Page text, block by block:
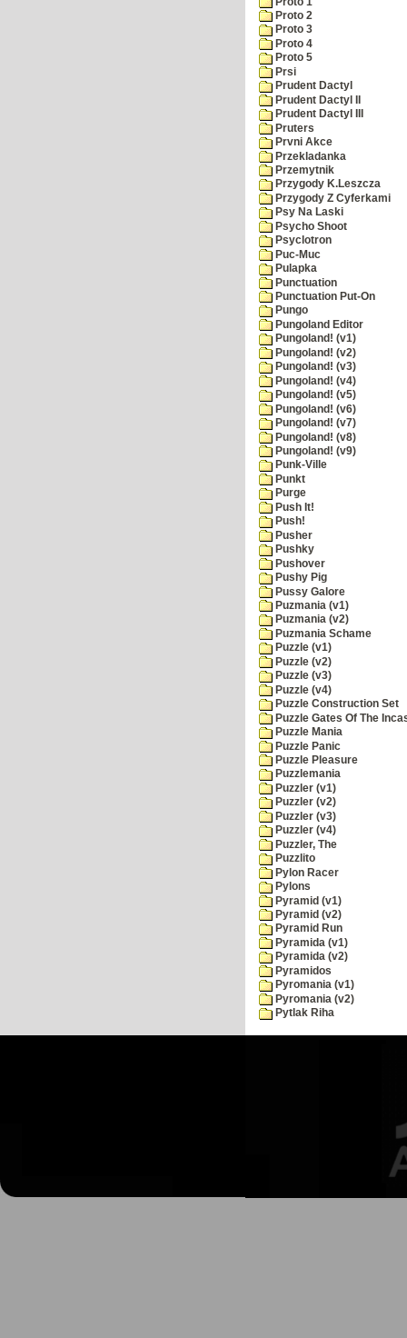
Proto 2
Proto 3
Proto 4
Proto 5
Prsi
Prudent Dactyl
Prudent Dactyl II
Prudent Dactyl III
Pruters
Prvni Akce
Przekladanka
Przemytnik
Przygody K.Leszcza
Przygody Z Cyferkami
Psy Na Laski
Psycho Shoot
Psyclotron
Puc-Muc
Pulapka
Punctuation
Punctuation Put-On
Pungo
Pungoland Editor
Pungoland! (v1)
Pungoland! (v2)
Pungoland! (v3)
Pungoland! (v4)
Pungoland! (v5)
Pungoland! (v6)
Pungoland! (v7)
Pungoland! (v8)
Pungoland! (v9)
Punk-Ville
Punkt
Purge
Push It!
Push!
Pusher
Pushky
Pushover
Pushy Pig
Pussy Galore
Puzmania (v1)
Puzmania (v2)
Puzmania Schame
Puzzle (v1)
Puzzle (v2)
Puzzle (v3)
Puzzle (v4)
Puzzle Construction Set
Puzzle Gates Of The
Puzzle Mania
Puzzle Panic
Puzzle Pleasure
Puzzlemania
Puzzler (v1)
Puzzler (v2)
Puzzler (v3)
Puzzler (v4)
Puzzler, The
Puzzlito
Pylon Racer
Pylons
Pyramid (v1)
Pyramid (v2)
Pyramid Run
Pyramida (v1)
Pyramida (v2)
Pyramidos
Pyromania (v1)
Pyromania (v2)
Pytlak Riha